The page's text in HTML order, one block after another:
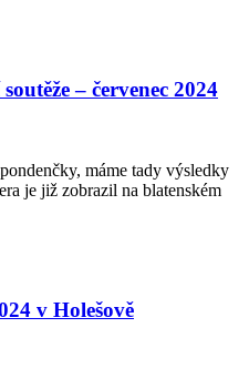
– červenec 2024
máme tady výsledky
je již zobrazil na blatenském
v Holešově